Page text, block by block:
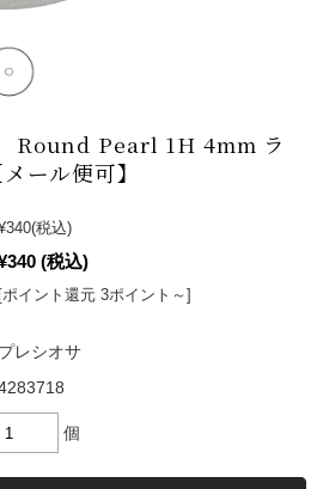
Round Pearl 1H 4mm ラ
ール便可】
(税込)
(税込)
[ポイント還元 3ポイント～]
プレシオサ
個